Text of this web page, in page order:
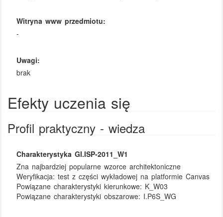
Witryna www przedmiotu:
-
Uwagi:
brak
Efekty uczenia się
Profil praktyczny - wiedza
Charakterystyka GI.ISP-2011_W1
Zna najbardziej popularne wzorce architektoniczne
Weryfikacja:test z części wykładowej na platformie Canvas
Powiązane charakterystyki kierunkowe: K_W03
Powiązane charakterystyki obszarowe: I.P6S_WG